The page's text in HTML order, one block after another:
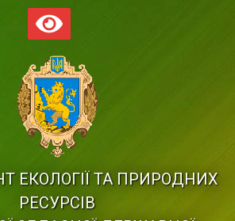
ЕКОЛОГІЇ ТА ПРИРОДНИХ
РЕСУРСІВ